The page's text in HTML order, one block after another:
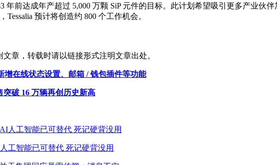
年前达成年产超过 5,000 万颗 SiP 元件的目标。此计划希望吸引更多产业伙
预计将创造约 800 个工作机会。
章，转载时请以链接形式注明文章出处。
增在线状态设置、邮箱 / 钱包插件等功能
突破 16 万辆再创历史新高
工智能已可替代 死记硬背没用